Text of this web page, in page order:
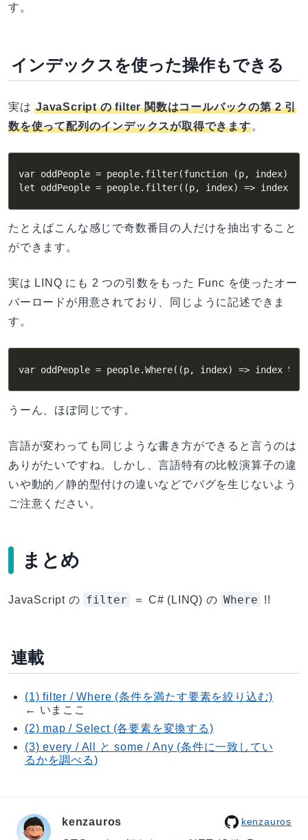
す。
インデックスを使った操作もできる
実はJavaScript の filter 関数はコールバックの第 2 引
数を使って配列のインデックスが取得できます。
var oddPeople = people.filter(function (p, index) {
let oddPeople = people.filter((p, index) => index %
たとえばこんな感じで奇数番目の人だけを抽出すること
ができます。
実は LINQ にも 2 つの引数をもった Func を使ったオー
バーロードが用意されており、同じように記述できま
す。
var oddPeople = people.Where((p, index) => index %
うーん、ほぼ同じです。
言語が変わっても同じような書き方ができると言うのは
ありがたいですね。しかし、言語特有の比較演算子の違
いや動的／静的型付けの違いなどでバグを生じないよう
ご注意ください。
まとめ
JavaScript の filter ＝ C# (LINQ) の Where !!
連載
(1) filter / Where (条件を満たす要素を絞り込む)
← いまここ
(2) map / Select (各要素を変換する)
(3) every / All と some / Any (条件に一致してい
るかを調べる)
kenzauros kenzauros